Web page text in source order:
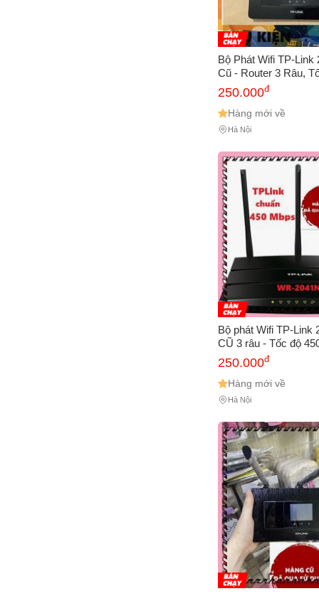
Bộ Phát Wifi TP-Link
Cũ - Router 3 Râu,
450Mbps Xuyên
Mạng Ổn Định, Giá
250.000đ
Hàng mới về
Hà Nội
Bộ phát Wifi TP-Link
CŨ 3 râu - Tốc độ
Sóng Mạnh Xuyên
Dễ Dàng, Bảo Hành
250.000đ
Hàng mới về
Hà Nội